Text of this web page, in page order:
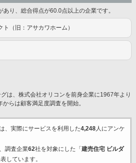
り、総合得点が60.0点以上の企業です。
（旧：アサカワホーム）
は、株式会社オリコンを前身企業に1967年より
らは顧客満足度調査を開始。
、実際にサービスを利用した4,248人にアンケ
調査企業62社を対象にした「 建売住宅 ビルダ
しています。